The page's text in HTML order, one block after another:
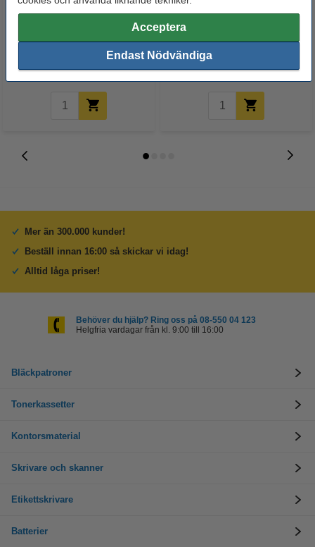
Acceptera
Endast Nödvändiga
Nätverkskabel 3m CAT5e |
USB-B skrivarkabel 2m | 123ink
65 kr
Mer än 300.000 kunder!
Beställ innan 16:00 så skickar vi idag!
Alltid låga priser!
Behöver du hjälp? Ring oss på 08-550 04 123
Helgfria vardagar från kl. 9:00 till 16:00
Bläckpatroner
Tonerkassetter
Kontorsmaterial
Skrivare och skanner
Etikettskrivare
Batterier